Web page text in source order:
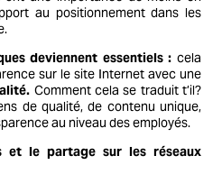
au positionnement dans les
deviennent essentiels : cela
sur le site Internet avec une
Comment cela se traduit t’il?
de qualité, de contenu unique,
au niveau des employés.
et le partage sur les réseaux